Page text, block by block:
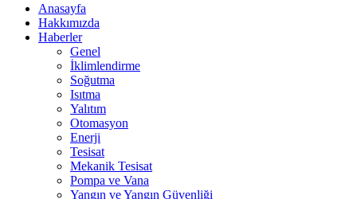
Anasayfa
Hakkımızda
Haberler
Genel
İklimlendirme
Soğutma
Isıtma
Yalıtım
Otomasyon
Enerji
Tesisat
Mekanik Tesisat
Pompa ve Vana
Yangın ve Yangın Güvenliği